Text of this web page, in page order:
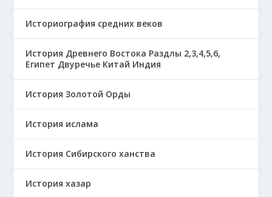
Историография средних веков
История Древнего Востока Раздлы 2,3,4,5,6,
Египет Двуречье Китай Индия
История Золотой Орды
История ислама
История Сибирского ханства
История хазар